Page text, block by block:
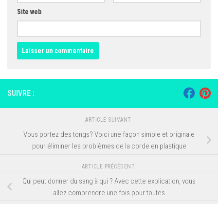
Site web
SUIVRE :
ARTICLE SUIVANT
Vous portez des tongs? Voici une façon simple et originale
pour éliminer les problèmes de la corde en plastique
ARTICLE PRÉCÉDENT
Qui peut donner du sang à qui ? Avec cette explication, vous
allez comprendre une fois pour toutes